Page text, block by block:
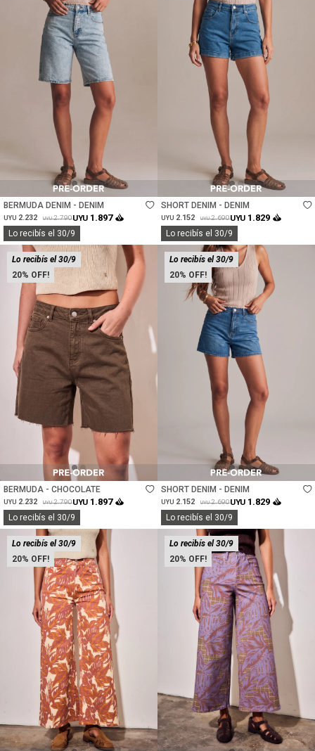
BERMUDA DENIM - DENIM
UYU 2.232 UYU 2.790UYU 1.897
Lo recibís el 30/9
SHORT DENIM - DENIM
UYU 2.152 UYU 2.690UYU 1.829
Lo recibís el 30/9
20
Lo recibís el 30/9
Talle
BERMUDA - CHOCOLATE
UYU 2.232 UYU 2.790UYU 1.897
Lo recibís el 30/9
20
Lo recibís el 30/9
SHORT DENIM - DENIM
UYU 2.152 UYU 2.690UYU 1.829
Lo recibís el 30/9
20
Lo recibís el 30/9
Talle
20
Lo recibís el 30/9
Talle